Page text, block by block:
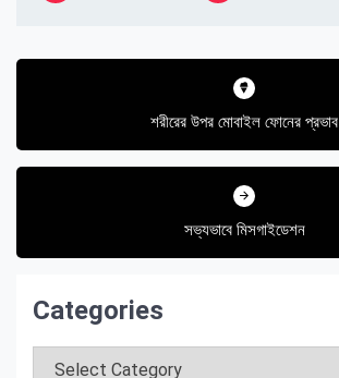
Post
শরীরের উপর মোবাইল ফোনের প্রভাব
সভ্যভাবে মিসগাইডেশন
Categories